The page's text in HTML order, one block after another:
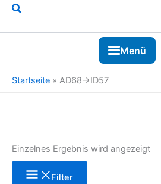
Suchen
Menü
Startseite » AD68→ID57
Einzelnes Ergebnis wird angezeigt
Filter